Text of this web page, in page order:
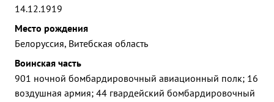
14.12.1919
Место рождения
Белоруссия, Витебская область
Воинская часть
901 ночной бомбардировочный авиационный полк; 16
воздушная армия; 44 гвардейский бомбардировочный